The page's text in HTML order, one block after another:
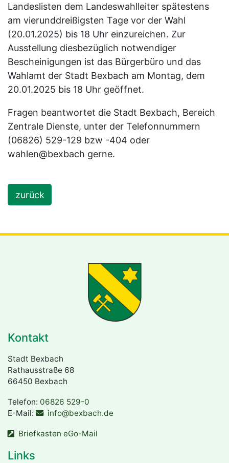
Landeslisten dem Landeswahlleiter spätestens
am vierunddreißigsten Tage vor der Wahl
(20.01.2025) bis 18 Uhr einzureichen. Zur
Ausstellung diesbezüglich notwendiger
Bescheinigungen ist das Bürgerbüro und das
Wahlamt der Stadt Bexbach am Montag, dem
20.01.2025 bis 18 Uhr geöffnet.
Fragen beantwortet die Stadt Bexbach, Bereich
Zentrale Dienste, unter der Telefonnummern
(06826) 529-129 bzw -404 oder
wahlen@bexbach gerne.
zurück
Kontakt
Stadt Bexbach
Rathausstraße 68
66450 Bexbach
Telefon: 06826 529-0
E-Mail:
info@bexbach.de
Briefkasten eGo-Mail
Links